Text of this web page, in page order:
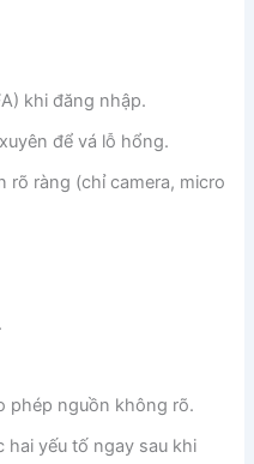
khi đăng nhập.
để vá lỗ hổng.
rõ ràng (chỉ camera, micro
phép nguồn không rõ.
hai yếu tố ngay sau khi